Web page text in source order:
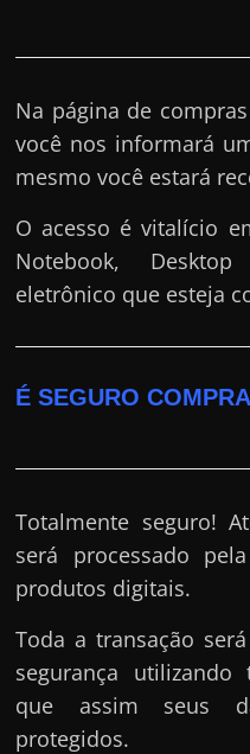
Na página de
você nos informará
mesmo você estará
O acesso é vitalício
Notebook,
eletrônico que esteja
É SEGURO
Totalmente seguro!
será processado pela
produtos digitais.
Toda a transação
segurança
que assim seus
protegidos.